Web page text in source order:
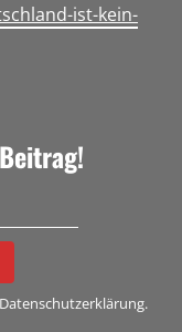
ist-kein-